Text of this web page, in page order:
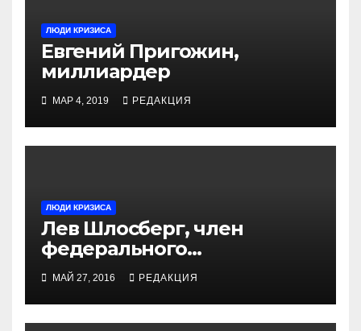
ЛЮДИ КРИЗИСА
Евгений Пригожин,
миллиардер
МАР 4, 2019 РЕДАКЦИЯ
ЛЮДИ КРИЗИСА
Лев Шлосберг, член
федерального
Политического комитета
«Яблока»
МАЙ 27, 2016 РЕДАКЦИЯ